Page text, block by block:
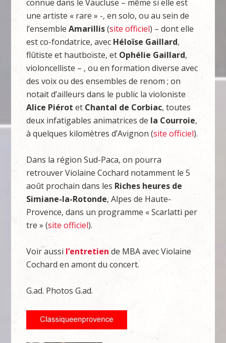
connue dans le Vaucluse – même si elle est
une artiste « rare » -, en solo, ou au sein de
l’ensembleAmarillis(site officiel) – dont elle
est co-fondatrice, avec Héloïse Gaillard,
flûtiste et hautboïste, et Ophélie Gaillard,
violoncelliste – , ou en formation diverse avec
des voix ou des ensembles de renom ; on
notait d’ailleurs dans le public la violoniste
Alice Piérot et Chantal de Corbiac, toutes
deux infatigables animatrices de la Courroie,
à quelques kilomètres d’Avignon (site officiel).
Dans la région Sud-Paca, on pourra
retrouver Violaine Cochard notamment le 5
août prochain dans les Riches heures de
Simiane-la-Rotonde, Alpes de Haute-
Provence, dans un programme « Scarlatti per
tre » (site officiel).
Voir aussi l’entretiende MBA avec Violaine
Cochard en amont du concert.
G.ad. Photos G.ad.